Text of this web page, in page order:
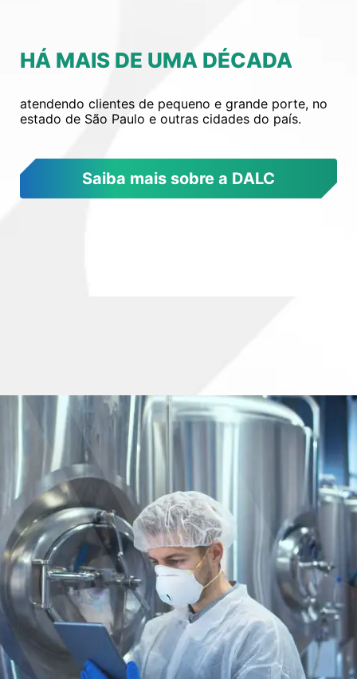
HÁ MAIS DE UMA DÉCADA
atendendo clientes de pequeno e grande porte, no
estado de São Paulo e outras cidades do país.
Saiba mais sobre a DALC